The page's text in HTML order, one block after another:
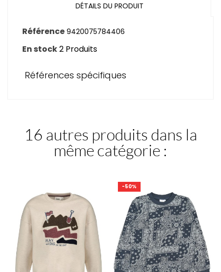
DÉTAILS DU PRODUIT
Référence 9420075784406
En stock2 Produits
Références spécifiques
16 autres produits dans la
même catégorie :
-50%